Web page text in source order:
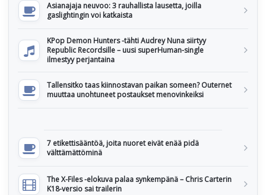
Asianajaja neuvoo: 3 rauhallista lausetta, joilla
gaslightingin voi katkaista
KPop Demon Hunters -tähti Audrey Nuna siirtyy
Republic Recordsille – uusi superHuman-single
ilmestyy perjantaina
Tallensitko taas kiinnostavan paikan someen? Outernet
muuttaa unohtuneet postaukset menovinkeiksi
7 etikettisääntöä, joita nuoret eivät enää pidä
välttämättöminä
The X-Files -elokuva palaa synkempänä – Chris Carterin
K18-versio sai trailerin